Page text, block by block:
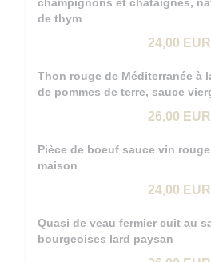
de thym
24,00 EUR
Thon rouge de Méditerranée à
de pommes de terre, sauce
26,00 EUR
Pièce de boeuf sauce vin
maison
24,00 EUR
Quasi de veau fermier cuit au
bourgeoises lard paysan